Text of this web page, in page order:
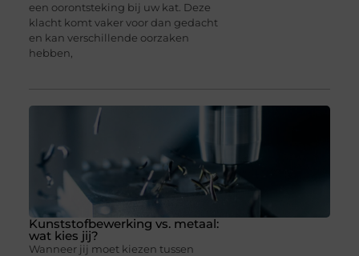
een oorontsteking bij uw kat. Deze
klacht komt vaker voor dan gedacht
en kan verschillende oorzaken
hebben,
Kunststofbewerking vs. metaal:
wat kies jij?
Wanneer jij moet kiezen tussen